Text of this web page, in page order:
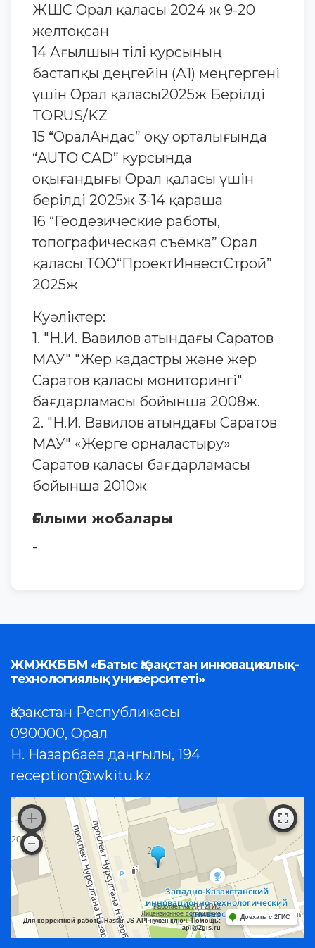
ЖШС Орал қаласы 2024 ж 9-20
желтоқсан
14 Ағылшын тілі курсының
бастапқы деңгейін (А1) меңгергені
үшін Орал қаласы2025ж Берілді
TORUS/KZ
15 “ОралАндас” оқу орталығында
“AUTO CAD” курсында
оқығандығы Орал қаласы үшін
берілді 2025ж 3-14 қараша
16 “Геодезические работы,
топографическая съёмка” Орал
қаласы ТОО“ПроектИнвестСтрой”
2025ж
Куәліктер:
1. "Н.И. Вавилов атындағы Саратов
МАУ" "Жер кадастры және жер
Саратов қаласы мониторингі"
бағдарламасы бойынша 2008ж.
2. "Н.И. Вавилов атындағы Саратов
МАУ" «Жерге орналастыру»
Саратов қаласы бағдарламасы
бойынша 2010ж
Ғылыми жобалары
-
ЖМЖКББМ «Батыс Қазақстан инновациялық-
технологиялық университеті»
Қазақстан Республикасы
090000, Орал
Н. Назарбаев даңғылы, 194
reception@wkitu.kz
Работает на API 2ГИС
Лицензионное соглашение
Для корректной работы Raster JS API нужен ключ. Помощь:
api@2gis.ru
Доехать с 2ГИС